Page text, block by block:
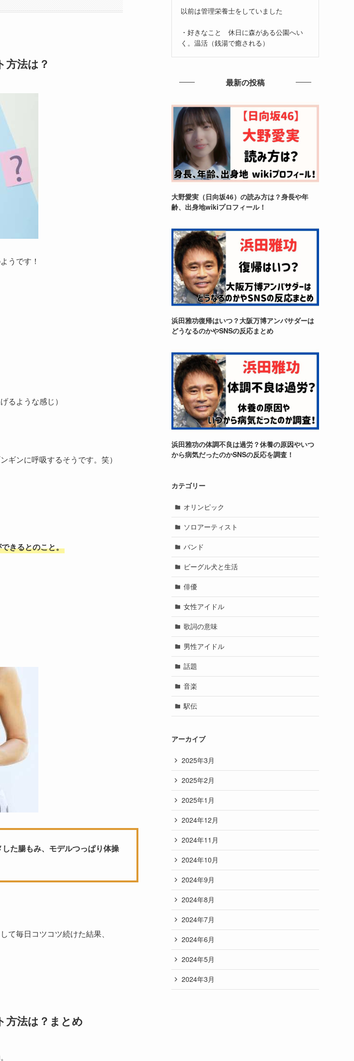
法は？
うです！
るような感じ）
ンに呼吸するそうです。笑）
きるとのこと。
た腸もみ、モデルつっぱり体操
毎日コツコツ続けた結果、
方法は？まとめ
以前は管理栄養士をしていました
・好きなこと 休日に森がある公園へい
く。温活（銭湯で癒される）
最新の投稿
大野愛実（日向坂46）の読み方は？身長や年
齢、出身地wikiプロフィール！
浜田雅功復帰はいつ？大阪万博アンバサダーは
どうなるのかやSNSの反応まとめ
浜田雅功の体調不良は過労？休養の原因やいつ
から病気だったのかSNSの反応を調査！
カテゴリー
オリンピック
ソロアーティスト
バンド
ビーグル犬と生活
俳優
女性アイドル
歌詞の意味
男性アイドル
話題
音楽
駅伝
アーカイブ
2025年3月
2025年2月
2025年1月
2024年12月
2024年11月
2024年10月
2024年9月
2024年8月
2024年7月
2024年6月
2024年5月
2024年3月